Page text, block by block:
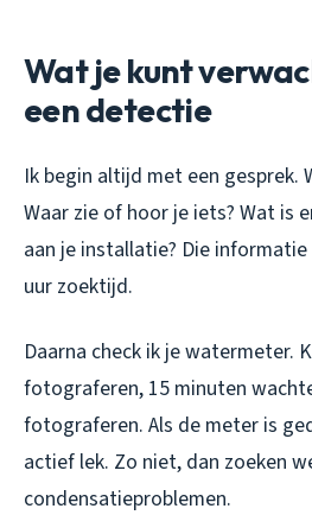
Wat je kunt
een detectie
Ik begin altijd met een gesprek.
Waar zie of hoor je iets? Wat is
aan je installatie? Die
uur zoektijd.
Daarna check ik je watermeter.
fotograferen, 15 minuten
fotograferen. Als de meter is
actief lek. Zo niet, dan zoeken
condensatieproblemen.